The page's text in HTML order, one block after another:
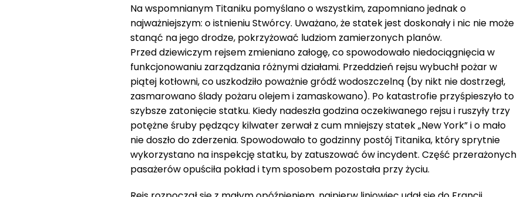
Na wspomnianym Titaniku pomyślano o wszystkim, zapomniano jednak o
najważniejszym: o istnieniu Stwórcy. Uważano, że statek jest doskonały i nic nie może
stanąć na jego drodze, pokrzyżować ludziom zamierzonych planów.
Przed dziewiczym rejsem zmieniano załogę, co spowodowało niedociągnięcia w
funkcjonowaniu zarządzania różnymi działami. Przeddzień rejsu wybuchł pożar w
piątej kotłowni, co uszkodziło poważnie gródź wodoszczelną (by nikt nie dostrzegł,
zasmarowano ślady pożaru olejem i zamaskowano). Po katastrofie przyśpieszyło to
szybsze zatonięcie statku. Kiedy nadeszła godzina oczekiwanego rejsu i ruszyły trzy
potężne śruby pędzący kilwater zerwał z cum mniejszy statek „New York” i o mało
nie doszło do zderzenia. Spowodowało to godzinny postój Titanika, który sprytnie
wykorzystano na inspekcję statku, by zatuszować ów incydent. Część przerażonych
pasażerów opuściła pokład i tym sposobem pozostała przy życiu.